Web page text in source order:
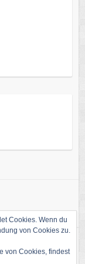
ColorlibPowered by
Cookies. Wenn du
von Cookies zu.
von Cookies, findest